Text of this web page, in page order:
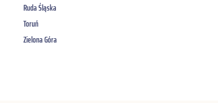
Ruda Śląska
Toruń
Zielona Góra